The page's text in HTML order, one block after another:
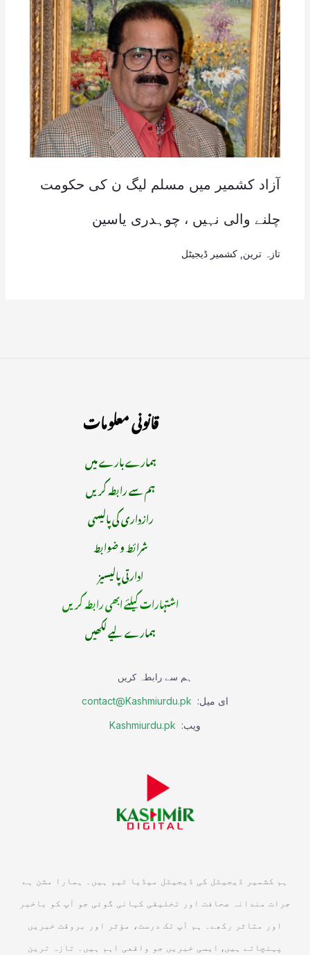
آزاد کشمیر میں مسلم لیگ ن کی حکومت
چلنے والی نہیں ، چوہدری یاسین
تازہ ترین کشمیر ڈیجیٹل
قانونی معلومات
ہمارے بارے میں
ہم سے رابطہ کریں
رازداری کی پالیسی
شرائط و ضوابط
ادارتی پالیسیز
اشتہارات کیلئے ابھی رابطہ کریں
ہمارے لیے لکھیں
ہم سے رابطہ کریں
ای میل: contact@Kashmiurdu.pk
ویب: Kashmiurdu.pk
ہم کشمیر ڈیجیٹل کی ڈیجیٹل میڈیا ٹیم ہیں۔ ہمارا مشن ہے
جرات مندانہ صحافت اور تخلیقی کہانی گوئی جو آپ کو باخبر
اور متاثر رکھے۔ ہم آپ تک درست، مؤثر اور بروقت خبریں
پہنچاتے ہیں, ایسی خبریں جو واقعی اہم ہیں۔ تازہ ترین